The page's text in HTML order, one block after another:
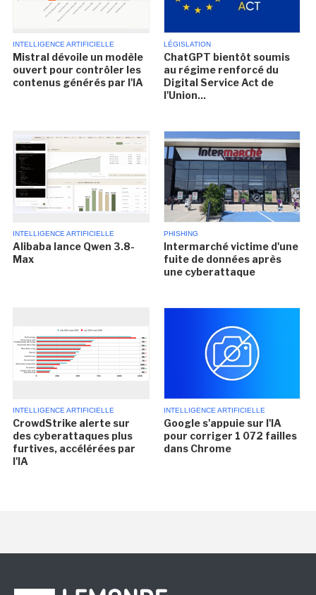
INTELLIGENCE ARTIFICIELLE
Mistral dévoile un modèle
ouvert pour contrôler les
contenus générés par l'IA
LÉGISLATION
ChatGPT bientôt soumis
au régime renforcé du
Digital Service Act de
l'Union...
INTELLIGENCE ARTIFICIELLE
Alibaba lance Qwen 3.8-
Max
PHISHING
Intermarché victime d'une
fuite de données après
une cyberattaque
INTELLIGENCE ARTIFICIELLE
CrowdStrike alerte sur
des cyberattaques plus
furtives, accélérées par
l'IA
INTELLIGENCE ARTIFICIELLE
Google s'appuie sur l'IA
pour corriger 1 072 failles
dans Chrome